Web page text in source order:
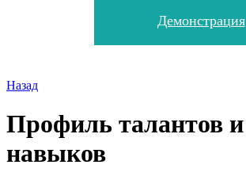
Демонстрация
Назад
Профиль талантов и
навыков